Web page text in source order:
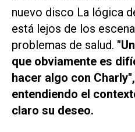
nuevo disco La lógica
está lejos de los
problemas de salud.
que obviamente es
hacer algo con
entendiendo el
claro su deseo.